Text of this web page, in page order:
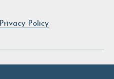
Privacy Policy